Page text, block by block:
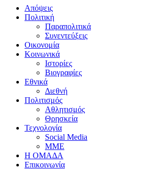
Απόψεις
Πολιτική
Παραπολιτικά
Συνεντεύξεις
Οικονομία
Κοινωνικά
Ιστορίες
Βιογραφίες
Εθνικά
Διεθνή
Πολιτισμός
Αθλητισμός
Θρησκεία
Τεχνολογία
Social Media
ΜΜΕ
Η ΟΜΑΔΑ
Επικοινωνία